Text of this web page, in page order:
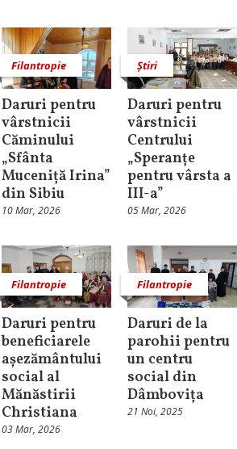
Filantropie
Daruri pentru
vârstnicii
Căminului
„Sfânta
Muceniță Irina”
din Sibiu
10 Mar, 2026
Știri
Daruri pentru
vârstnicii
Centrului
„Speranțe
pentru vârsta a
III-a”
05 Mar, 2026
Filantropie
Daruri pentru
beneficiarele
așezământului
social al
Mănăstirii
Christiana
03 Mar, 2026
Filantropie
Daruri de la
parohii pentru
un centru
social din
Dâmbovița
21 Noi, 2025